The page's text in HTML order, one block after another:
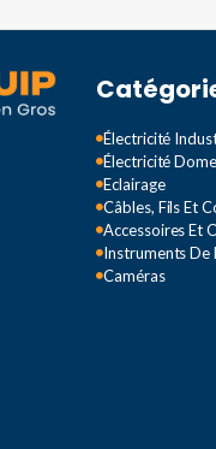
380v
Électricité
Électricité
Eclairage
Câbles, Fils Et
Accessoires Et
Instruments De
Caméras